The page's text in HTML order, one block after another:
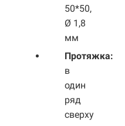
50*50,
Ø 1,8
мм
Протяжка:
в
один
ряд
сверху